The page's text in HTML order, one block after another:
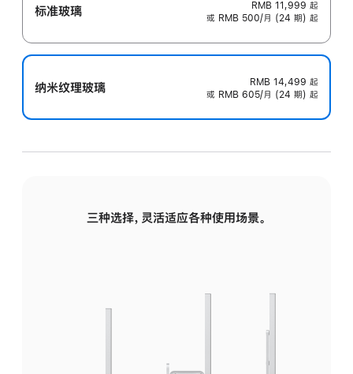
标准玻璃 RMB 11,999 起
或 RMB 500/月 (24 期) 起
纳米纹理玻璃 RMB 14,499 起
或 RMB 605/月 (24 期) 起
三种选择，灵活适应各种使用场景。